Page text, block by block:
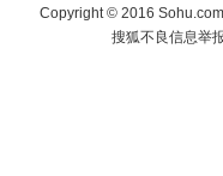
Copyright©2016
搜狐不良信息举